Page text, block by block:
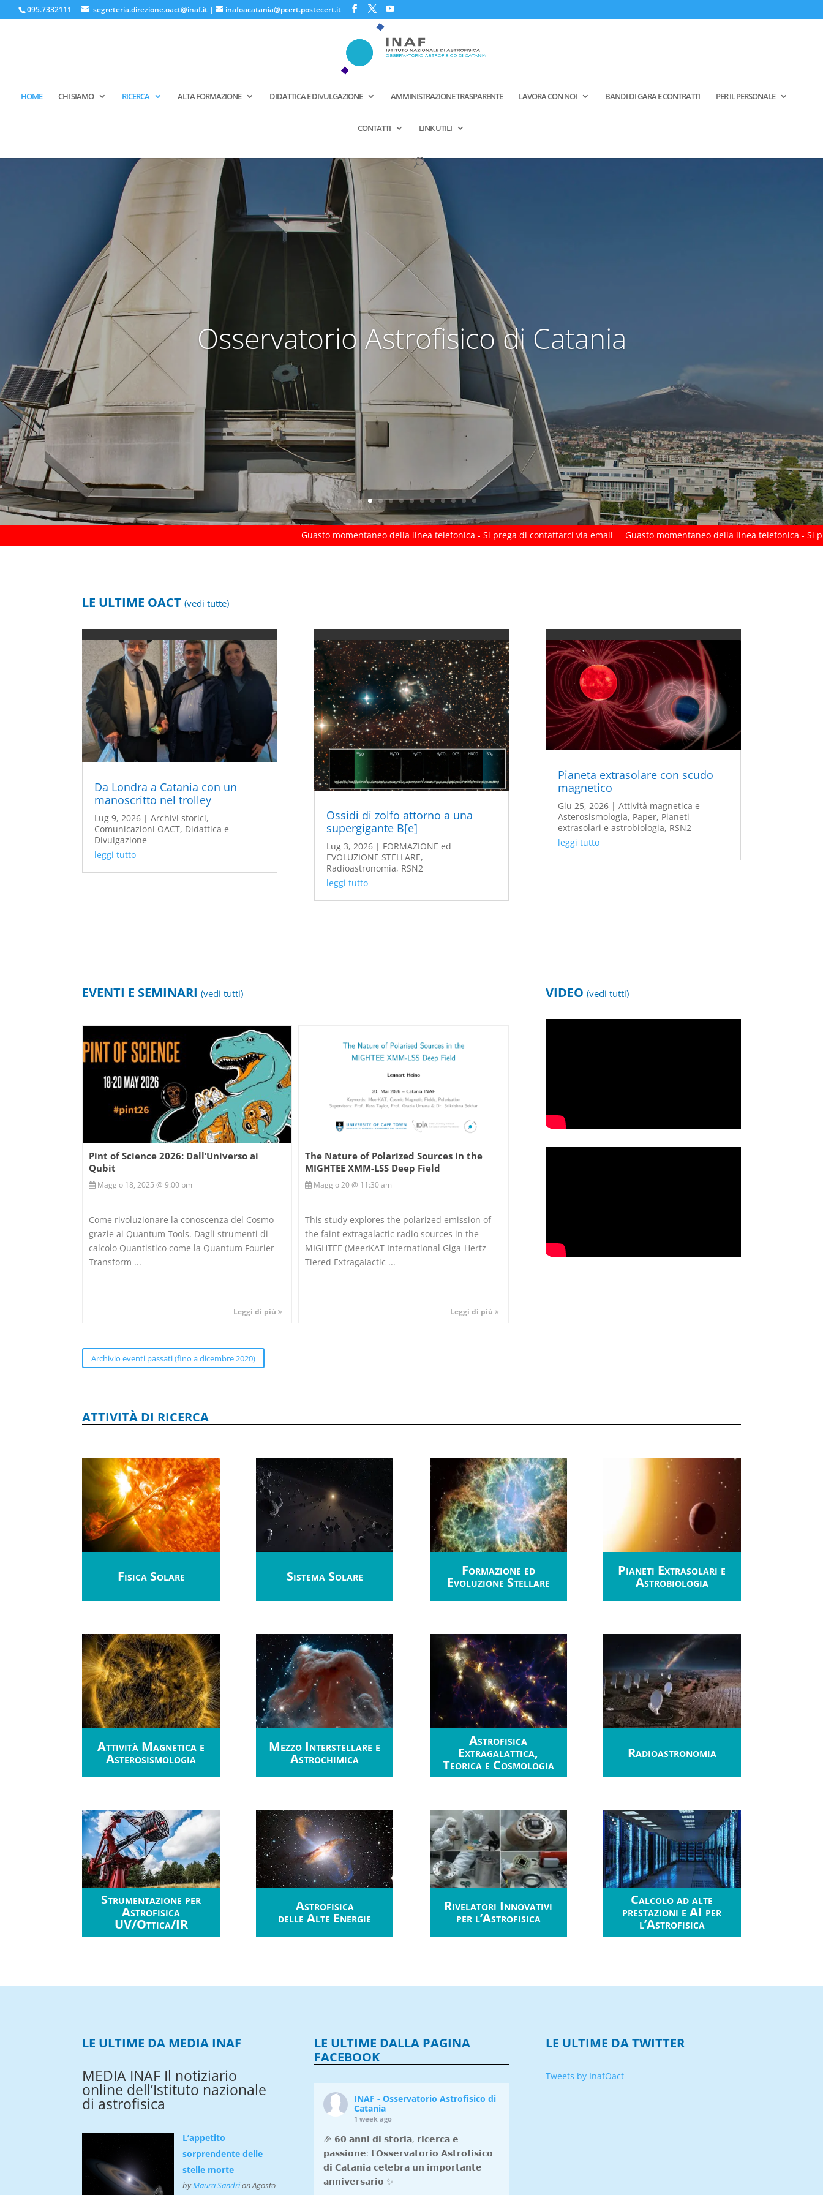
095.7332111 segreteria.direzione.oact@inaf.it | inafoacatania@pcert.postecert.it
HOME CHI SIAMO RICERCA ALTA FORMAZIONE DIDATTICA E DIVULGAZIONE AMMINISTRAZIONE TRASPARENTE LAVORA CON NOI BANDI DI GARA E CONTRATTI PER IL PERSONALE
CONTATTI LINK UTILI
Osservatorio Astrofisico di Catania
Guasto momentaneo della linea telefonica - Si prega di contattarci via email Guasto momentaneo della linea telefonica - Si prega di
LE ULTIME OACT(vedi tutte)
Da Londra a Catania con un
manoscritto nel trolley
Lug 9, 2026 |Archivi storici,
Comunicazioni OACT, Didattica e
Divulgazione
leggi tutto
Ossidi di zolfo attorno a una
supergigante B[e]
Lug 3, 2026| FORMAZIONE ed
EVOLUZIONE STELLARE,
Radioastronomia, RSN2
leggi tutto
Pianeta extrasolare con scudo
magnetico
Giu 25, 2026| Attività magnetica e
Asterosismologia, Paper, Pianeti
extrasolari e astrobiologia, RSN2
leggi tutto
EVENTI E SEMINARI (vedi tutti)
Pint of Science 2026: Dall’Universo ai
Qubit
Maggio 18, 2025 @ 9:00 pm
Come rivoluzionare la conoscenza del Cosmo
grazie ai Quantum Tools. Dagli strumenti di
calcolo Quantistico come la Quantum Fourier
Transform ...
Leggi di più
The Nature of Polarized Sources in the
MIGHTEE XMM-LSS Deep Field
Maggio 20 @ 11:30 am
This study explores the polarized emission of
the faint extragalactic radio sources in the
MIGHTEE (MeerKAT International Giga-Hertz
Tiered Extragalactic ...
Leggi di più
Archivio eventi passati (fino a dicembre 2020)
VIDEO (vedi tutti)
ATTIVITÀ DI RICERCA
Fisica Solare Sistema Solare Formazione ed
Evoluzione Stellare
Pianeti Extrasolari e
Astrobiologia
Attività Magnetica e
Asterosismologia
Mezzo Interstellare e
Astrochimica
Astrofisica
Extragalattica,
Teorica e Cosmologia
Radioastronomia
Strumentazione per
Astrofisica
UV/Ottica/IR
Astrofisica
delleAlte Energie
Rivelatori Innovativi
per l’Astrofisica
Calcolo ad alte
prestazioni e AI per
l’Astrofisica
LE ULTIME DA MEDIA INAF
MEDIA INAF Il notiziario
online dell’Istituto nazionale
di astrofisica
L’appetito
sorprendente delle
stelle morte
byMaura Sandrion Agosto
LE ULTIME DALLA PAGINA
FACEBOOK
INAF - Osservatorio Astrofisico di
Catania
1 week ago
🎉 𝟲𝟬 𝗮𝗻𝗻𝗶 𝗱𝗶 𝘀𝘁𝗼𝗿𝗶𝗮, 𝗿𝗶𝗰𝗲𝗿𝗰𝗮 𝗲
𝗽𝗮𝘀𝘀𝗶𝗼𝗻𝗲: 𝗹'𝗢𝘀𝘀𝗲𝗿𝘃𝗮𝘁𝗼𝗿𝗶𝗼 𝗔𝘀𝘁𝗿𝗼𝗳𝗶𝘀𝗶𝗰𝗼
𝗱𝗶 𝗖𝗮𝘁𝗮𝗻𝗶𝗮 𝗰𝗲𝗹𝗲𝗯𝗿𝗮 𝘂𝗻 𝗶𝗺𝗽𝗼𝗿𝘁𝗮𝗻𝘁𝗲
𝗮𝗻𝗻𝗶𝘃𝗲𝗿𝘀𝗮𝗿𝗶𝗼 ✨
LE ULTIME DA TWITTER
Tweets by InafOact